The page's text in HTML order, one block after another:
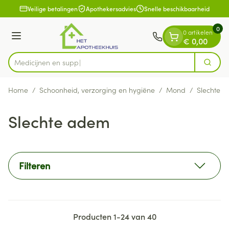
Ga naar de inhoud
1 van 1Veilige betalingen Apothekersadvies Snelle beschikbaarheid
Menu
Product, merk, categorie... Zoek
0 artikelen
€ 0,00
0
Home / Schoonheid, verzorging en hygiëne / Mond / Slechte
Slechte adem
Filteren
Producten1-24van40